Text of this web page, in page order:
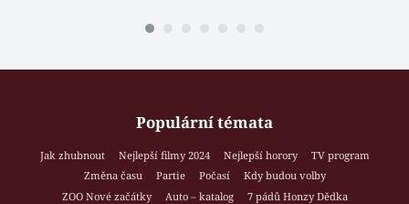
Populární témata
Jak zhubnout Nejlepší filmy 2024 Nejlepší horory
TV program
Změna času
Partie Počasí
Kdy budou volby
ZOO Nové začátky
Auto – katalog
7 pádů Honzy Dědka